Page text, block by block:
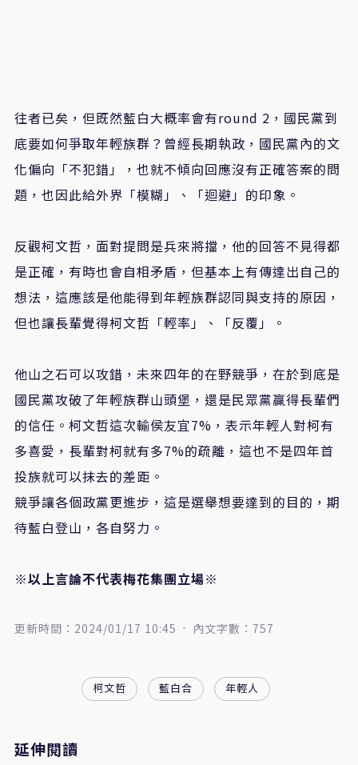
往者已矣，但既然藍白大概率會有round 2，國民黨到
底要如何爭取年輕族群？曾經長期執政，國民黨內的文
化偏向「不犯錯」，也就不傾向回應沒有正確答案的問
題，也因此給外界「模糊」、「迴避」的印象。
反觀柯文哲，面對提問是兵來將擋，他的回答不見得都
是正確，有時也會自相矛盾，但基本上有傳達出自己的
想法，這應該是他能得到年輕族群認同與支持的原因，
但也讓長輩覺得柯文哲「輕率」、「反覆」。
他山之石可以攻錯，未來四年的在野競爭，在於到底是
國民黨攻破了年輕族群山頭堡，還是民眾黨贏得長輩們
的信任。柯文哲這次輸侯友宜7%，表示年輕人對柯有
多喜愛，長輩對柯就有多7%的疏離，這也不是四年首
投族就可以抹去的差距。
競爭讓各個政黨更進步，這是選舉想要達到的目的，期
待藍白登山，各自努力。
※以上言論不代表梅花集團立場※
更新時間：2024/01/17 10:45 內文字數：757
柯文哲 藍白合 年輕人
延伸閱讀